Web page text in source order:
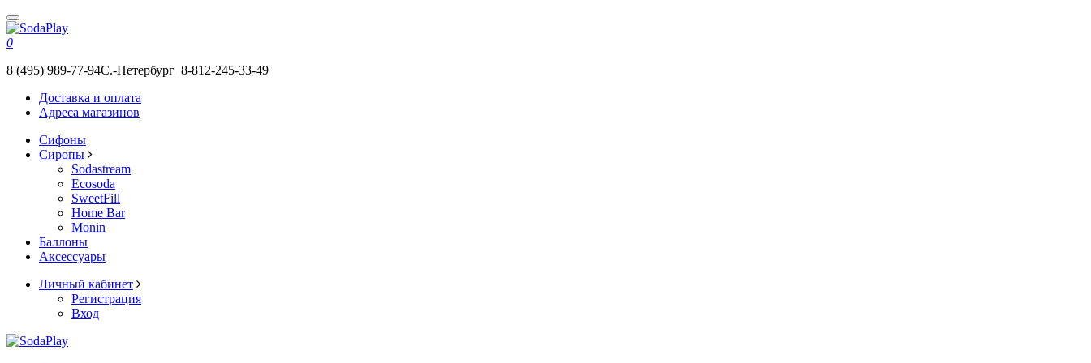
0
8 (495) 989-77-94С.-Петербург 8-812-245-33-49
Доставка и оплата
Адреса магазинов
Сифоны
Сиропы
Sodastream
Ecosoda
SweetFill
Home Bar
Monin
Баллоны
Аксессуары
Личный кабинет
Регистрация
Вход